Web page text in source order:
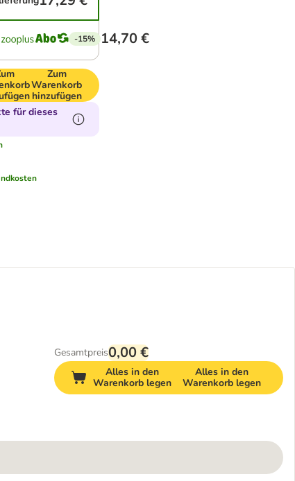
-15% 14,70 €
Zum
Warenkorb
hinzufügen
für dieses
Gesamtpreis0,00 €
Alles in den
Warenkorb legen
Alles in den
Warenkorb legen